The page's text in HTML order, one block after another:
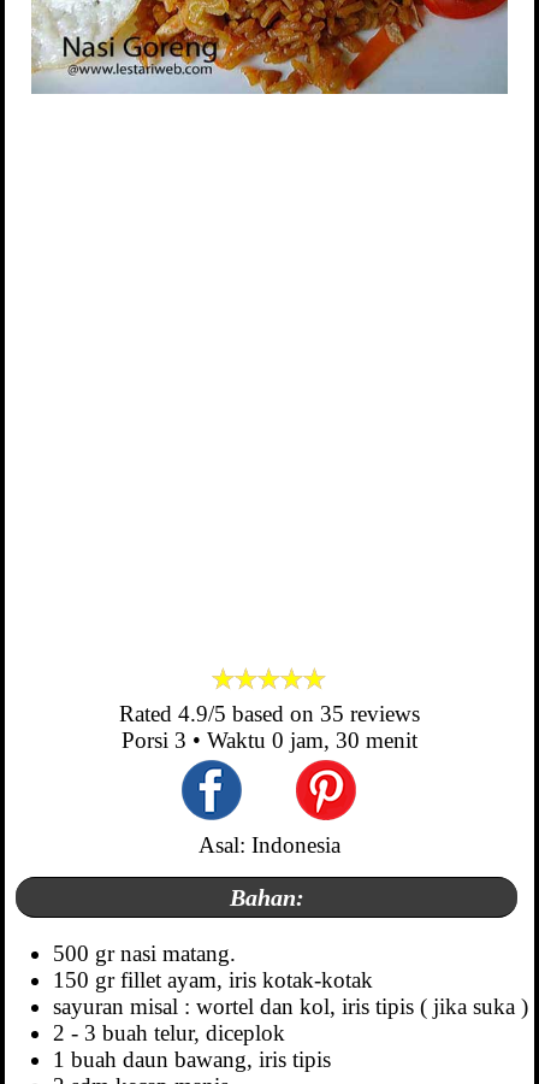
Rated 4.9/5 based on 35 reviews
Porsi 3 • Waktu 0 jam, 30 menit
Asal: Indonesia
Bahan:
500 gr nasi matang.
150 gr fillet ayam, iris kotak-kotak
sayuran misal : wortel dan kol, iris tipis ( jika suka )
2 - 3 buah telur, diceplok
1 buah daun bawang, iris tipis